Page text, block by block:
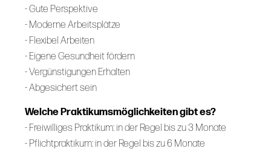
- Gute Perspektive
- Moderne Arbeitsplätze
- Flexibel Arbeiten
- Eigene Gesundheit fördern
- Vergünstigungen Erhalten
- Abgesichert sein
Welche Praktikumsmöglichkeiten gibt es?
- Freiwilliges Praktikum: in der Regel bis zu 3 Monate
- Pflichtpraktikum: in der Regel bis zu 6 Monate